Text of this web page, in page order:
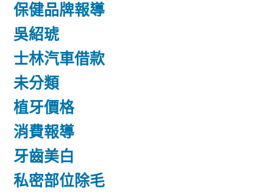
保健品牌報導
吳紹琥
士林汽車借款
未分類
植牙價格
消費報導
牙齒美白
私密部位除毛